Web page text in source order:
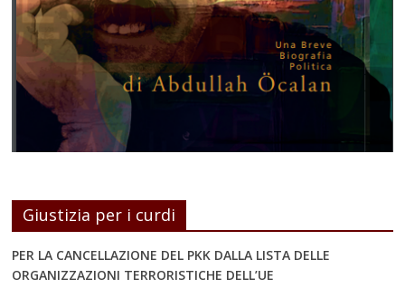
Giustizia per i curdi
PER LA CANCELLAZIONE DEL PKK DALLA LISTA DELLE
ORGANIZZAZIONI TERRORISTICHE DELL’UE